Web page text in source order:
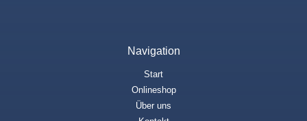
Navigation
Start
Onlineshop
Über uns